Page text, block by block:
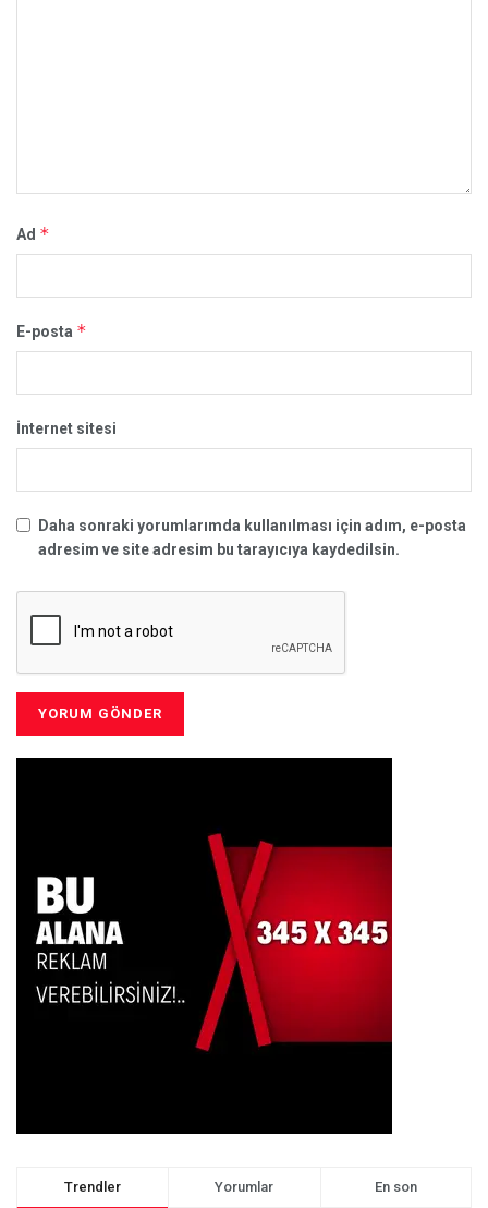
Ad *
E-posta *
İnternet sitesi
Daha sonraki yorumlarımda kullanılması için adım, e-posta
adresim ve site adresim bu tarayıcıya kaydedilsin.
Trendler Yorumlar En son